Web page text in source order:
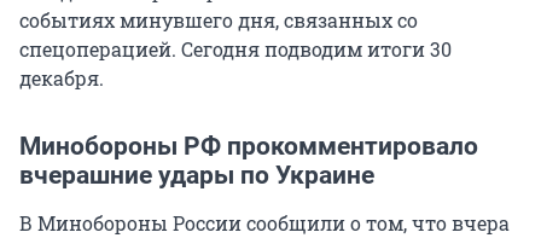
событиях минувшего дня, связанных со
спецоперацией. Сегодня подводим итоги 30
декабря.
Минобороны РФ прокомментировало
вчерашние удары по Украине
В Минобороны России сообщили о том, что вчера